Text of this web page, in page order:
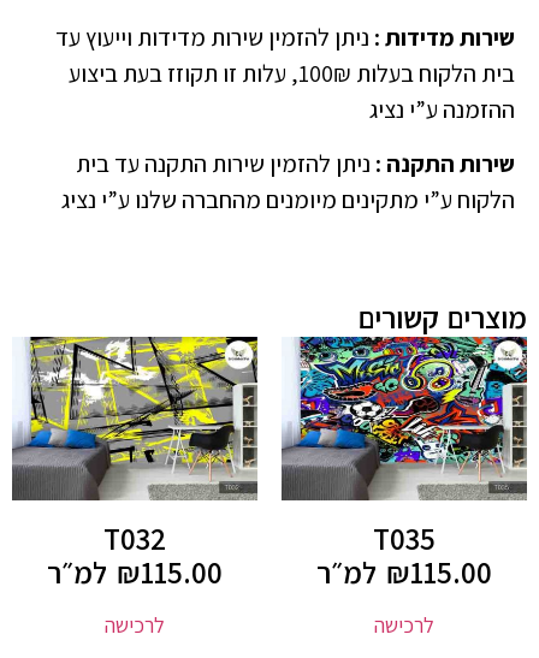
שירות מדידות: ניתן להזמין שירות מדידות וייעוץ עד
בית הלקוח בעלות 100₪, עלות זו תקוזז בעת ביצוע
ההזמנה ע”י נציג
שירות התקנה : ניתן להזמין שירות התקנה עד בית
הלקוח ע”י מתקינים מיומנים מהחברה שלנו ע”י נציג
מוצרים קשורים
T035
₪115.00 למ״ר
לרכישה
T032
₪115.00 למ״ר
לרכישה